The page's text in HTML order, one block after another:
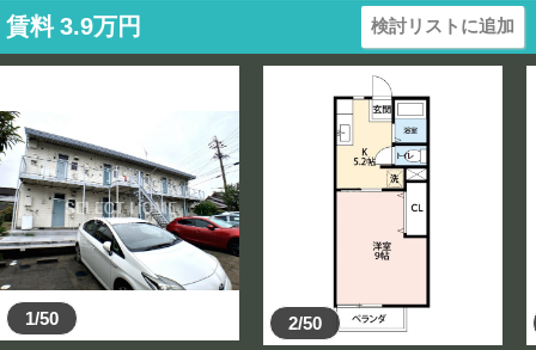
賃料 3.9万円 検討リストに追加
1/50 2/50